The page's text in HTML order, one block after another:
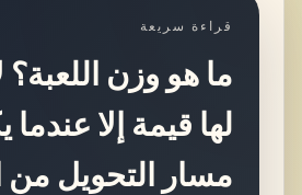
قراءة سريعة
ما هو وزن اللعبة؟
لها قيمة إلا عندما
مسار التحويل من